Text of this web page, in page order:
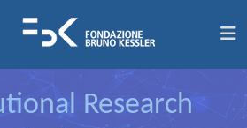
Research